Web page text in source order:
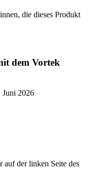
die dieses Produkt
dem Vortek
Juni 2026
auf der linken Seite des